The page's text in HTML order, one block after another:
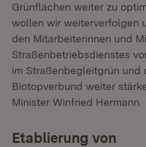
Grünflächen weiter zu
wollen wir weiterverfolgen
den Mitarbeiterinnen und
Straßenbetriebsdienstes
im Straßenbegleitgrün und
Biotopverbund weiter
Minister Winfried Hermann.
Etablierung von